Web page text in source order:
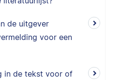
de uitgever
voor een
in de tekst voor of